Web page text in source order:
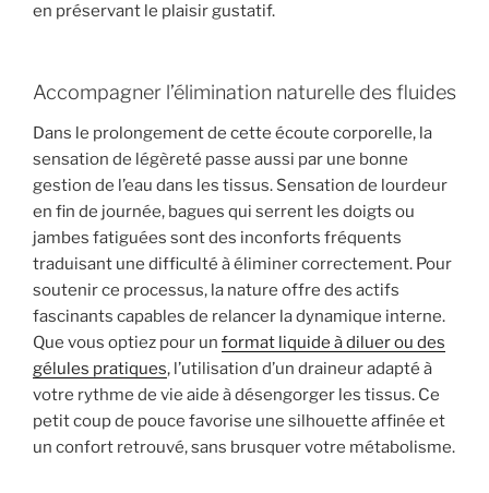
en préservant le plaisir gustatif.
Accompagner l’élimination naturelle des fluides
Dans le prolongement de cette écoute corporelle, la
sensation de légèreté passe aussi par une bonne
gestion de l’eau dans les tissus. Sensation de lourdeur
en fin de journée, bagues qui serrent les doigts ou
jambes fatiguées sont des inconforts fréquents
traduisant une difficulté à éliminer correctement. Pour
soutenir ce processus, la nature offre des actifs
fascinants capables de relancer la dynamique interne.
Que vous optiez pour un format liquide à diluer ou des
gélules pratiques, l’utilisation d’un draineur adapté à
votre rythme de vie aide à désengorger les tissus. Ce
petit coup de pouce favorise une silhouette affinée et
un confort retrouvé, sans brusquer votre métabolisme.